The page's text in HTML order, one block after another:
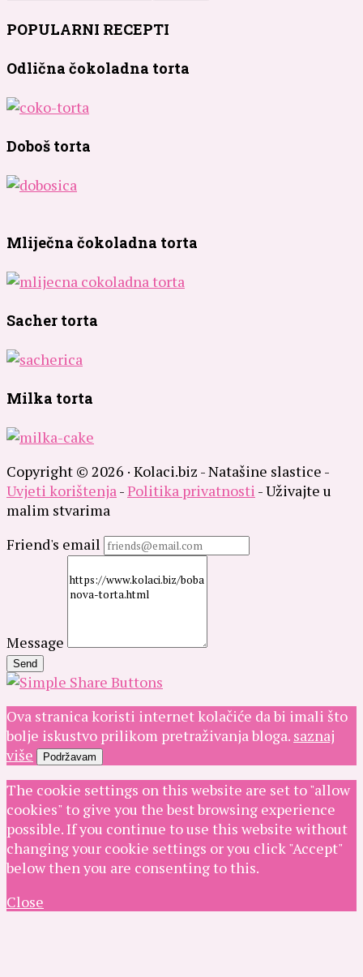
POPULARNI RECEPTI
Odlična čokoladna torta
Doboš torta
Mliječna čokoladna torta
Sacher torta
Milka torta
Copyright © 2026 · Kolaci.biz - Natašine slastice -
Uvjeti korištenja-Politika privatnosti - Uživajte u
malim stvarima
Friend's email
Message
Send
Ova stranica koristi internet kolačiće da bi imali što
bolje iskustvo prilikom pretraživanja bloga. saznaj
više
Podržavam
The cookie settings on this website are set to "allow
cookies" to give you the best browsing experience
possible. If you continue to use this website without
changing your cookie settings or you click "Accept"
below then you are consenting to this.
Close